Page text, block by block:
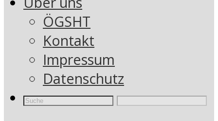
ÖGSHT
Kontakt
Impressum
Datenschutz